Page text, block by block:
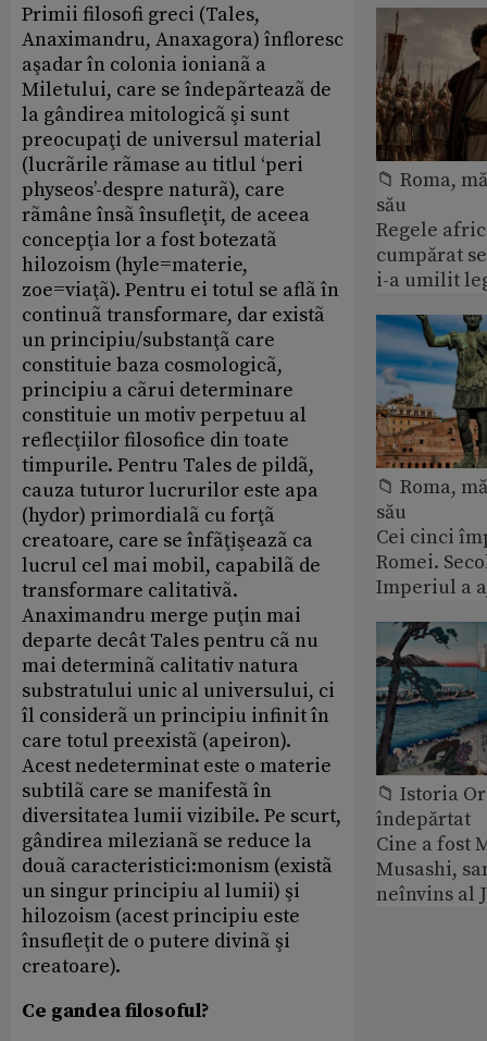
Primii filosofi greci (Tales,
Anaximandru, Anaxagora) înfloresc
aşadar în colonia ionianã a
Miletului, care se îndepãrteazã de
la gândirea mitologicã şi sunt
preocupaţi de universul material
(lucrãrile rãmase au titlul ‘peri
physeos’-despre naturã), care
rãmâne însã însufleţit, de aceea
concepţia lor a fost botezatã
hilozoism (hyle=materie,
zoe=viaţã). Pentru ei totul se aflã în
continuã transformare, dar existã
un principiu/substanţã care
constituie baza cosmologicã,
principiu a cãrui determinare
constituie un motiv perpetuu al
reflecţiilor filosofice din toate
timpurile. Pentru Tales de pildã,
cauza tuturor lucrurilor este apa
(hydor) primordialã cu forţã
creatoare, care se înfãţişeazã ca
lucrul cel mai mobil, capabilã de
transformare calitativã.
Anaximandru merge puţin mai
departe decât Tales pentru cã nu
mai determinã calitativ natura
substratului unic al universului, ci
îl considerã un principiu infinit în
care totul preexistã (apeiron).
Acest nedeterminat este o materie
subtilã care se manifestã în
diversitatea lumii vizibile. Pe scurt,
gândirea milezianã se reduce la
douã caracteristici:monism (existã
un singur principiu al lumii) şi
hilozoism (acest principiu este
însufleţit de o putere divinã şi
creatoare).
Ce gandea filosoful?
📁 Roma,
său
Regele
cumpărat
i-a umilit
📁 Roma,
său
Cei cinci
Romei.
Imperiul a
📁 Istoria
îndepărtat
Cine a fost
Musashi,
neînvins al